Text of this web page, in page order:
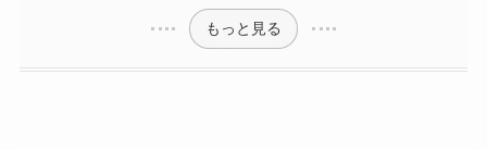
もっと見る